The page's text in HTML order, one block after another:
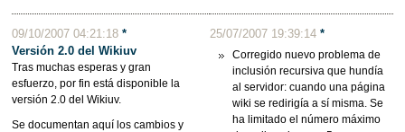
09/10/2007 04:21:18 *
Versión 2.0 del Wikiuv
Tras muchas esperas y gran
esfuerzo, por fin está disponible la
versión 2.0 del Wikiuv.
Se documentan aquí los cambios y
25/07/2007 19:39:14*
Corregido nuevo problema de
inclusión recursiva que hundía
al servidor: cuando una página
wiki se redirigía a sí misma. Se
ha limitado el número máximo